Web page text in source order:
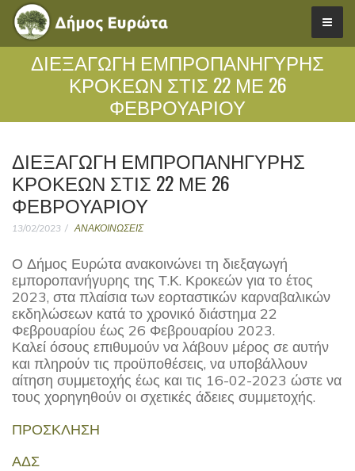
ΔΙΕΞΑΓΩΓΗ ΕΜΠΡΟΠΑΝΗΓΥΡΗΣ
ΚΡΟΚΕΩΝ ΣΤΙΣ 22 ΜΕ 26
ΦΕΒΡΟΥΑΡΙΟΥ
ΔΙΕΞΑΓΩΓΗ ΕΜΠΡΟΠΑΝΗΓΥΡΗΣ
ΚΡΟΚΕΩΝ ΣΤΙΣ 22 ΜΕ 26
ΦΕΒΡΟΥΑΡΙΟΥ
13/02/2023 ΑΝΑΚΟΙΝΩΣΕΙΣ
Ο Δήμος Ευρώτα ανακοινώνει τη διεξαγωγή
εμποροπανήγυρης της Τ.Κ. Κροκεών για το έτος
2023, στα πλαίσια των εορταστικών καρναβαλικών
εκδηλώσεων κατά το χρονικό διάστημα 22
Φεβρουαρίου έως 26 Φεβρουαρίου 2023.
Καλεί όσους επιθυμούν να λάβουν μέρος σε αυτήν
και πληρούν τις προϋποθέσεις, να υποβάλλουν
αίτηση συμμετοχής έως και τις 16-02-2023 ώστε να
τους χορηγηθούν οι σχετικές άδειες συμμετοχής.
ΠΡΟΣΚΛΗΣΗ
ΑΔΣ